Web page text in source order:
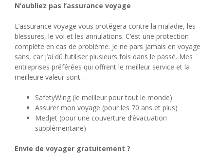
N’oubliez pas l’assurance voyage
L’assurance voyage vous protégera contre la maladie, les
blessures, le vol et les annulations. C’est une protection
complète en cas de problème. Je ne pars jamais en voyage
sans, car j’ai dû l’utiliser plusieurs fois dans le passé. Mes
entreprises préférées qui offrent le meilleur service et la
meilleure valeur sont :
SafetyWing (le meilleur pour tout le monde)
Assurer mon voyage (pour les 70 ans et plus)
Medjet (pour une couverture d’évacuation
supplémentaire)
Envie de voyager gratuitement ?